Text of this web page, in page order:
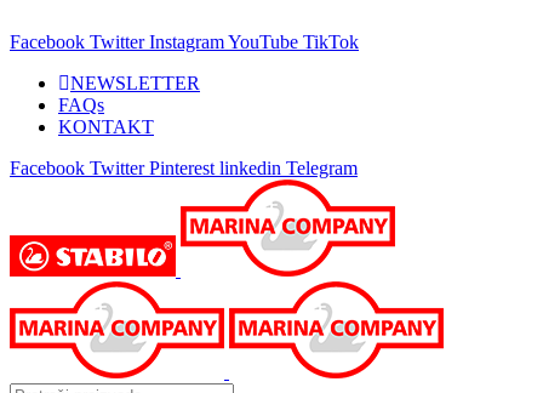
Facebook Twitter InstagramYouTube TikTok
NEWSLETTER
FAQs
KONTAKT
Facebook Twitter Pinterest linkedin Telegram